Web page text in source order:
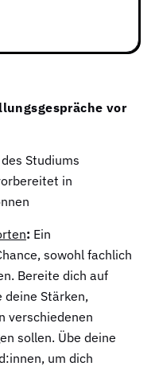
vor
Studiums
in
: Ein
sowohl fachlich
Bereite dich auf
deine Stärken,
verschiedenen
sollen. Übe deine
um dich